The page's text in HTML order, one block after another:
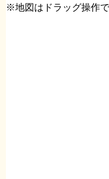
※地図はドラッグ操作